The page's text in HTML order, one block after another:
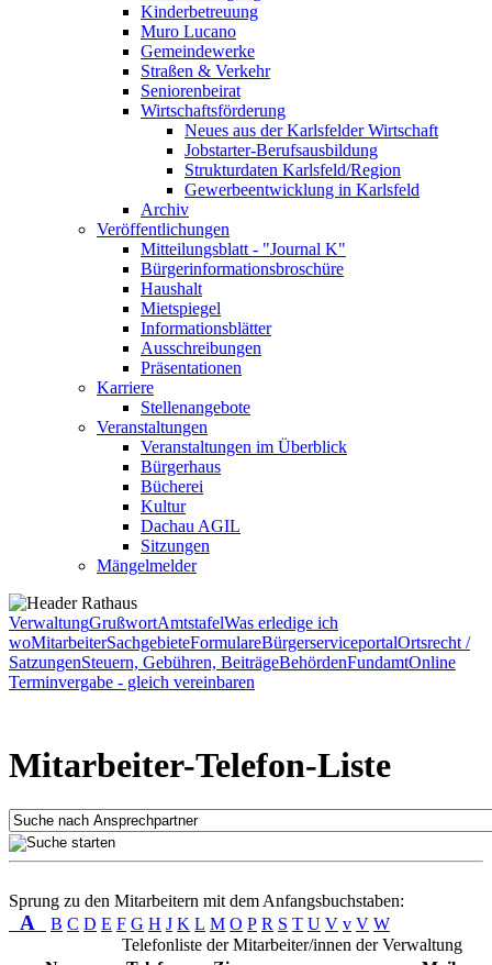
Kinderbetreuung
Muro Lucano
Gemeindewerke
Straßen & Verkehr
Seniorenbeirat
Wirtschaftsförderung
Neues aus der Karlsfelder Wirtschaft
Jobstarter-Berufsausbildung
Strukturdaten Karlsfeld/Region
Gewerbeentwicklung in Karlsfeld
Archiv
Veröffentlichungen
Mitteilungsblatt - "Journal K"
Bürgerinformationsbroschüre
Haushalt
Mietspiegel
Informationsblätter
Ausschreibungen
Präsentationen
Karriere
Stellenangebote
Veranstaltungen
Veranstaltungen im Überblick
Bürgerhaus
Bücherei
Kultur
Dachau AGIL
Sitzungen
Mängelmelder
VerwaltungGrußwortAmtstafelWas erledige ich
woMitarbeiterSachgebieteFormulareBürgerserviceportalOrtsrecht /
SatzungenSteuern, Gebühren, BeiträgeBehördenFundamtOnline
Terminvergabe - gleich vereinbaren
Mitarbeiter-Telefon-Liste
Sprung zu den Mitarbeitern mit dem Anfangsbuchstaben:
A B C D E F G H J K L M O P R S T U V v V W
Telefonliste der Mitarbeiter/innen der Verwaltung